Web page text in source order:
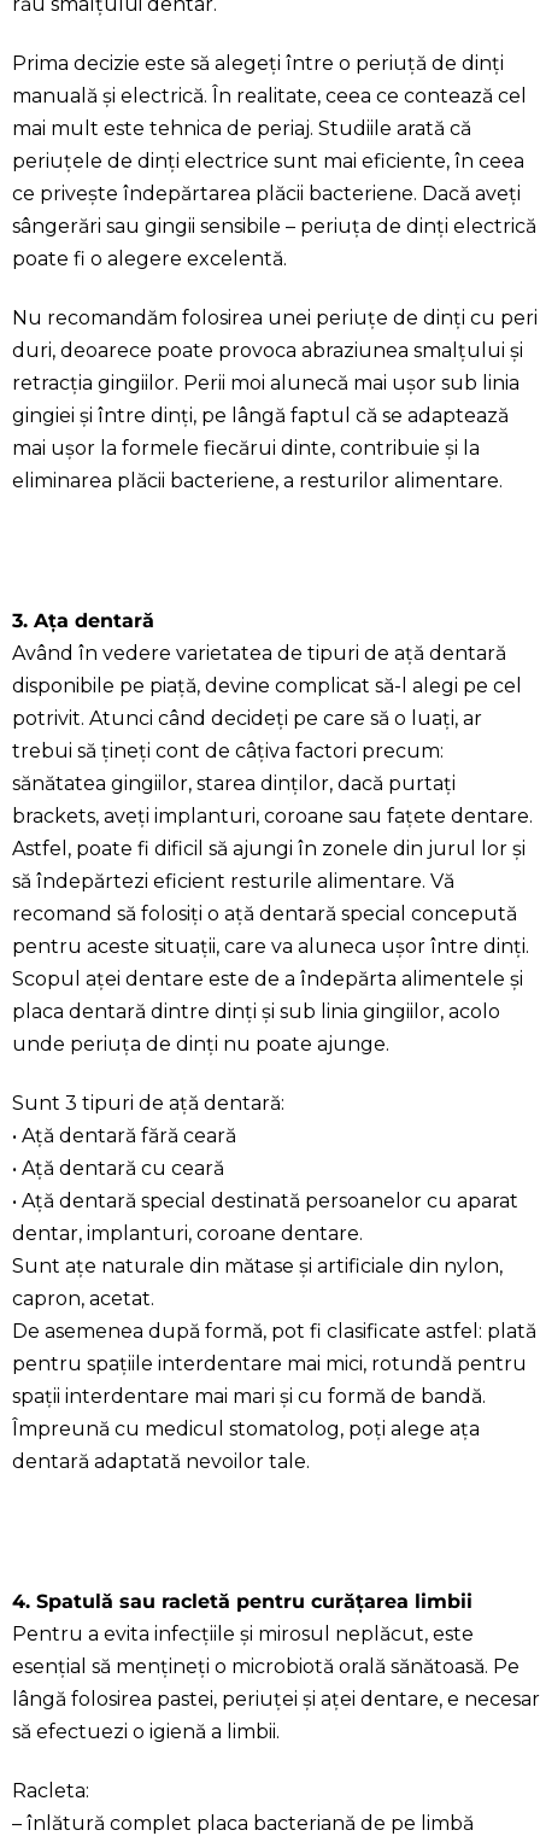
Prima decizie este să alegeți între o periuță de dinți
manuală și electrică. În realitate, ceea ce contează cel
mai mult este tehnica de periaj. Studiile arată că
periuțele de dinți electrice sunt mai eficiente, în ceea
ce privește îndepărtarea plăcii bacteriene. Dacă aveți
sângerări sau gingii sensibile – periuța de dinți electrică
poate fi o alegere excelentă.
Nu recomandăm folosirea unei periuțe de dinți cu peri
duri, deoarece poate provoca abraziunea smalțului și
retracția gingiilor. Perii moi alunecă mai ușor sub linia
gingiei și între dinți, pe lângă faptul că se adaptează
mai ușor la formele fiecărui dinte, contribuie și la
eliminarea plăcii bacteriene, a resturilor alimentare.
3. Ața dentară
Având în vedere varietatea de tipuri de ață dentară
disponibile pe piață, devine complicat să-l alegi pe cel
potrivit. Atunci când decideți pe care să o luați, ar
trebui să țineți cont de câțiva factori precum:
sănătatea gingiilor, starea dinților, dacă purtați
brackets, aveți implanturi, coroane sau fațete dentare.
Astfel, poate fi dificil să ajungi în zonele din jurul lor și
să îndepărtezi eficient resturile alimentare. Vă
recomand să folosiți o ață dentară special concepută
pentru aceste situații, care va aluneca ușor între dinți.
Scopul aței dentare este de a îndepărta alimentele și
placa dentară dintre dinți și sub linia gingiilor, acolo
unde periuța de dinți nu poate ajunge.
Sunt 3 tipuri de ață dentară:
• Ață dentară fără ceară
• Ață dentară cu ceară
• Ață dentară special destinată persoanelor cu aparat
dentar, implanturi, coroane dentare.
Sunt ațe naturale din mătase și artificiale din nylon,
capron, acetat.
De asemenea după formă, pot fi clasificate astfel: plată
pentru spațiile interdentare mai mici, rotundă pentru
spații interdentare mai mari și cu formă de bandă.
Împreună cu medicul stomatolog, poți alege ața
dentară adaptată nevoilor tale.
4. Spatulă sau racletă pentru curățarea limbii
Pentru a evita infecțiile și mirosul neplăcut, este
esențial să mențineți o microbiotă orală sănătoasă. Pe
lângă folosirea pastei, periuței și aței dentare, e necesar
să efectuezi o igienă a limbii.
Racleta:
– înlătură complet placa bacteriană de pe limbă